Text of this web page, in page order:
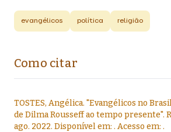
evangélicos política religião
Como citar
TOSTES, Angélica. "Evangélicos no
de Dilma Rousseff ao tempo presente".
ago. 2022. Disponível em: . Acesso em: .